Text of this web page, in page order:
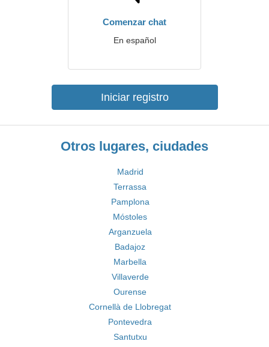
Comenzar chat
En español
Iniciar registro
Otros lugares, ciudades
Madrid
Terrassa
Pamplona
Móstoles
Arganzuela
Badajoz
Marbella
Villaverde
Ourense
Cornellà de Llobregat
Pontevedra
Santutxu